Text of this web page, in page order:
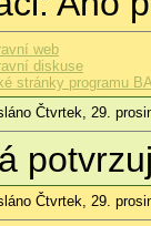
web
diskuse
stránky programu
Čtvrtek, 29.
Čtvrtek, 29.